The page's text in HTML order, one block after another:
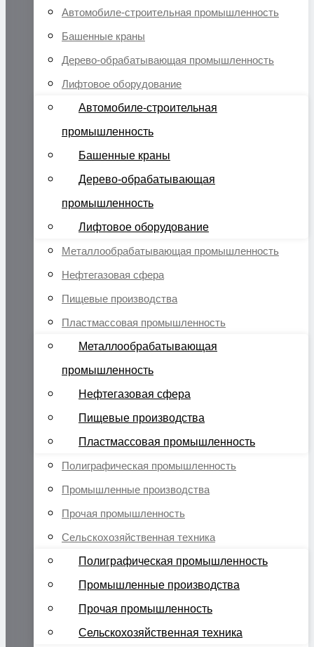
Автомобиле-строительная промышленность
Башенные краны
Дерево-обрабатывающая промышленность
Лифтовое оборудование
Автомобиле-строительная
промышленность
Башенные краны
Дерево-обрабатывающая
промышленность
Лифтовое оборудование
Металлообрабатывающая промышленность
Нефтегазовая сфера
Пищевые производства
Пластмассовая промышленность
Металлообрабатывающая
промышленность
Нефтегазовая сфера
Пищевые производства
Пластмассовая промышленность
Полиграфическая промышленность
Промышленные производства
Прочая промышленность
Сельскохозяйственная техника
Полиграфическая промышленность
Промышленные производства
Прочая промышленность
Сельскохозяйственная техника